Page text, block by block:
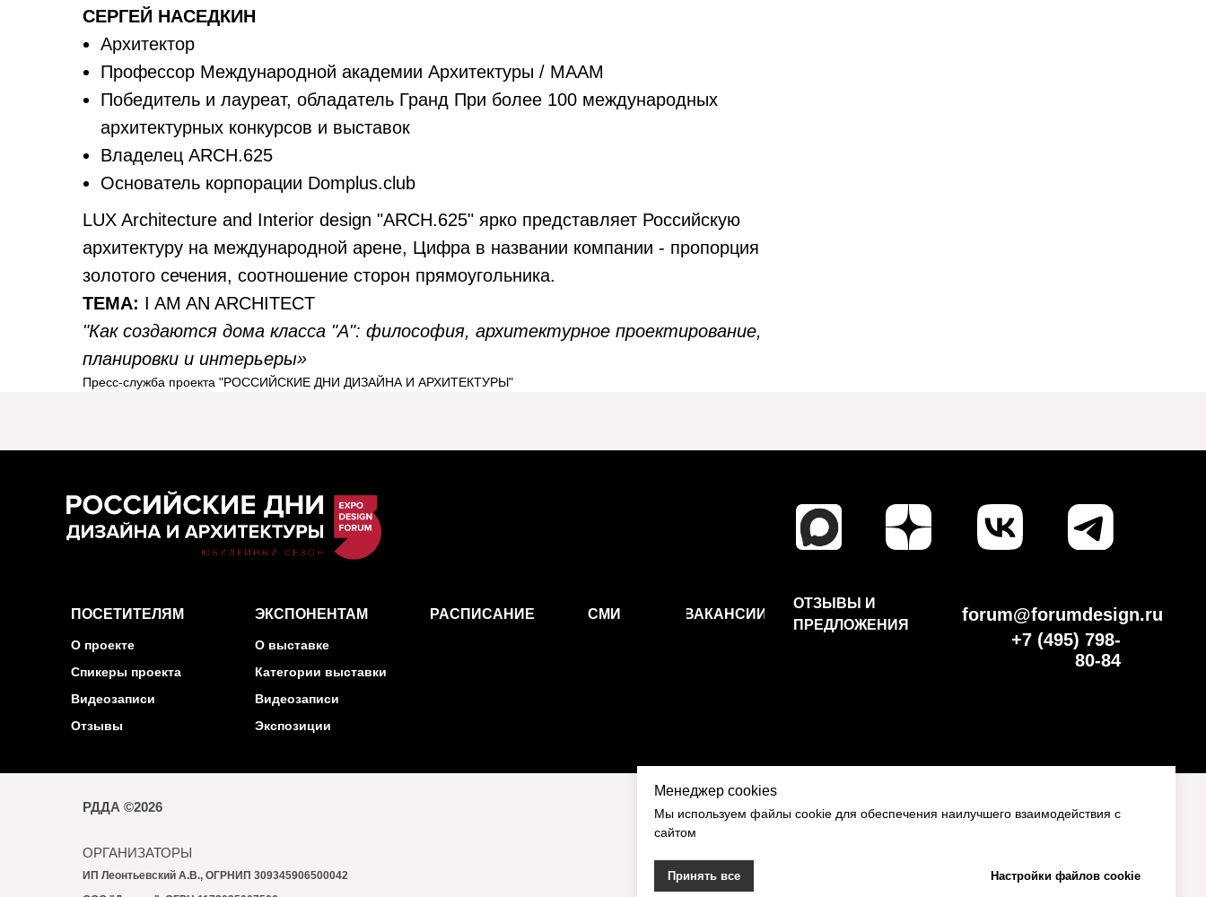
СЕРГЕЙ НАСЕДКИН
Архитектор
Профессор Международной академии Архитектуры / MAAM
Победитель и лауреат, обладатель Гранд При более 100 международных
архитектурных конкурсов и выставок
Владелец ARCH.625
Основатель корпорации Domplus.club
LUX Architecture and Interior design "ARCH.625" ярко представляет Российскую
архитектуру на международной арене, Цифра в названии компании - пропорция
золотого сечения, соотношение сторон прямоугольника.
ТЕМА: I AM AN ARCHITECT
"Как создаются дома класса "А": философия, архитектурное проектирование,
планировки и интерьеры»
Пресс-служба проекта "РОССИЙСКИЕ ДНИ ДИЗАЙНА И АРХИТЕКТУРЫ"
forum@forumdesign.ru
+7 (495) 798-
80-84
ПОСЕТИТЕЛЯМ ЭКСПОНЕНТАМ РАСПИСАНИЕ
О проекте
Спикеры проекта
Видеозаписи
Отзывы
О выставке
Категории выставки
Экспозиции
Видеозаписи
СМИ ВАКАНСИИ
ОТЗЫВЫ И
ПРЕДЛОЖЕНИЯ
ПРАВИЛА ПОСЕЩЕНИЯ МЕРОПРИЯТИЙ
СОГЛАСИЕ НА ОБРАБОТКУ ПД
РДДА ©2026
ОРГАНИЗАТОРЫ
ИП Леонтьевский А.В., ОГРНИП 309345906500042
Менеджер cookies
Мы используем файлы cookie для обеспечения наилучшего взаимодействия с
сайтом
Принять все Настройки файлов cookie